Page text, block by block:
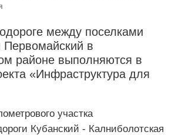
между поселками
Первомайский в
районе выполняются в
«Инфраструктура для
участка
Кубанский - Калниболотская